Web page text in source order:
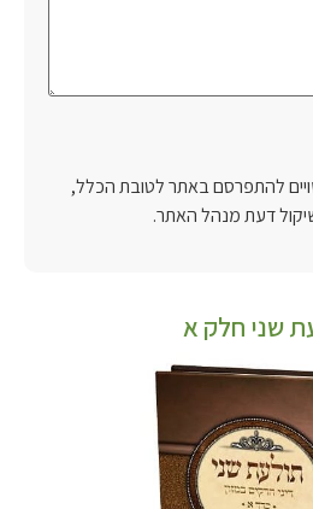
להתפרסם באתר לטובת הכלל,
דעת מנהל האתר.
שני חלק א